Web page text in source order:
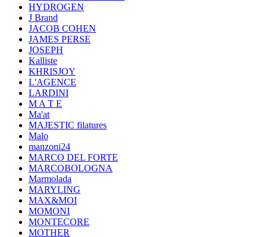
HYDROGEN
J Brand
JACOB COHEN
JAMES PERSE
JOSEPH
Kalliste
KHRISJOY
L'AGENCE
LARDINI
M A T E
Ma'at
MAJESTIC filatures
Malo
manzoni24
MARCO DEL FORTE
MARCOBOLOGNA
Marmolada
MARYLING
MAX&MOI
MOMONI
MONTECORE
MOTHER